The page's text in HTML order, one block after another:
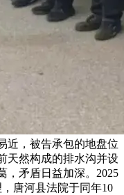
近，被告承包的地盘位
天然构成的排水沟并设
，矛盾日益加深。2025
唐河县法院于同年10